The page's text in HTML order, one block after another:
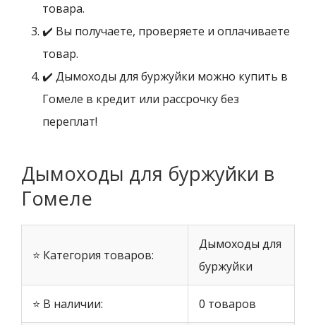
товара.
✔️ Вы получаете, проверяете и оплачиваете
товар.
✔️ Дымоходы для буржуйки можно купить в
Гомеле в кредит или рассрочку без
переплат!
Дымоходы для буржуйки в
Гомеле
⭐ Категория товаров:
Дымоходы для
буржуйки
⭐ В наличии: 0 товаров